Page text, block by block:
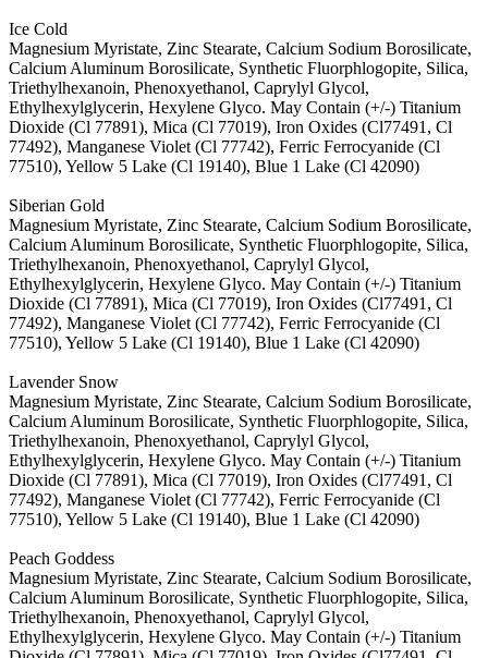
Ice Cold
Magnesium Myristate, Zinc Stearate, Calcium Sodium Borosilicate,
Calcium Aluminum Borosilicate, Synthetic Fluorphlogopite, Silica,
Triethylhexanoin, Phenoxyethanol, Caprylyl Glycol,
Ethylhexylglycerin, Hexylene Glyco. May Contain (+/-) Titanium
Dioxide (Cl 77891), Mica (Cl 77019), Iron Oxides (Cl77491, Cl
77492), Manganese Violet (Cl 77742), Ferric Ferrocyanide (Cl
77510), Yellow 5 Lake (Cl 19140), Blue 1 Lake (Cl 42090)
Siberian Gold
Magnesium Myristate, Zinc Stearate, Calcium Sodium Borosilicate,
Calcium Aluminum Borosilicate, Synthetic Fluorphlogopite, Silica,
Triethylhexanoin, Phenoxyethanol, Caprylyl Glycol,
Ethylhexylglycerin, Hexylene Glyco. May Contain (+/-) Titanium
Dioxide (Cl 77891), Mica (Cl 77019), Iron Oxides (Cl77491, Cl
77492), Manganese Violet (Cl 77742), Ferric Ferrocyanide (Cl
77510), Yellow 5 Lake (Cl 19140), Blue 1 Lake (Cl 42090)
Lavender Snow
Magnesium Myristate, Zinc Stearate, Calcium Sodium Borosilicate,
Calcium Aluminum Borosilicate, Synthetic Fluorphlogopite, Silica,
Triethylhexanoin, Phenoxyethanol, Caprylyl Glycol,
Ethylhexylglycerin, Hexylene Glyco. May Contain (+/-) Titanium
Dioxide (Cl 77891), Mica (Cl 77019), Iron Oxides (Cl77491, Cl
77492), Manganese Violet (Cl 77742), Ferric Ferrocyanide (Cl
77510), Yellow 5 Lake (Cl 19140), Blue 1 Lake (Cl 42090)
Peach Goddess
Magnesium Myristate, Zinc Stearate, Calcium Sodium Borosilicate,
Calcium Aluminum Borosilicate, Synthetic Fluorphlogopite, Silica,
Triethylhexanoin, Phenoxyethanol, Caprylyl Glycol,
Ethylhexylglycerin, Hexylene Glyco. May Contain (+/-) Titanium